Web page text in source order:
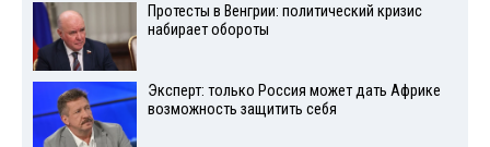
Протесты в Венгрии: политический кризис
набирает обороты
Эксперт: только Россия может дать Африке
возможность защитить себя